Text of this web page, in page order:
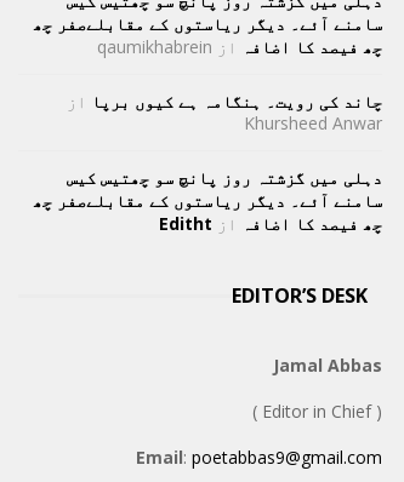
سامنے آئے۔ دیگر ریاستوں کے مقابلےصفر چھ
چھ فیصد کا اضافہ از qaumikhabrein
چاند کی رویت۔ ہنگامہ ہے کیوں برپا از
Khursheed Anwar
دہلی میں گزشتہ روز پانچ سو چھتیس کیس
سامنے آئے۔ دیگر ریاستوں کے مقابلےصفر چھ
چھ فیصد کا اضافہ از Editht
EDITOR’S DESK
Jamal Abbas
( Editor in Chief )
Email: poetabbas9@gmail.com